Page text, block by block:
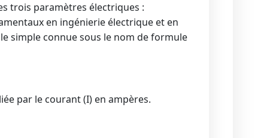
trois paramètres électriques :
en ingénierie électrique et en
simple connue sous le nom de formule
par le courant (I) en ampères.